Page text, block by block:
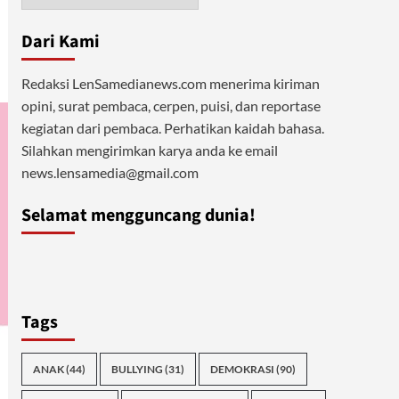
Dari Kami
Redaksi LenSamedianews.com menerima kiriman
opini, surat pembaca, cerpen, puisi, dan reportase
kegiatan dari pembaca. Perhatikan kaidah bahasa.
Silahkan mengirimkan karya anda ke email
news.lensamedia@gmail.com
Selamat mengguncang dunia!
Tags
ANAK(44) BULLYING (31) DEMOKRASI (90)